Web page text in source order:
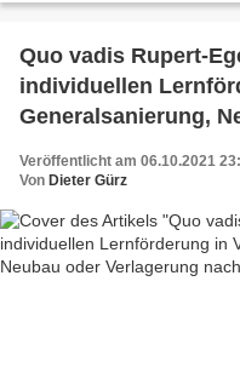
Quo vadis Rupert-
individuellen
Generalsanierung,
Veröffentlicht am 06.10.2021
Von Dieter Gürz